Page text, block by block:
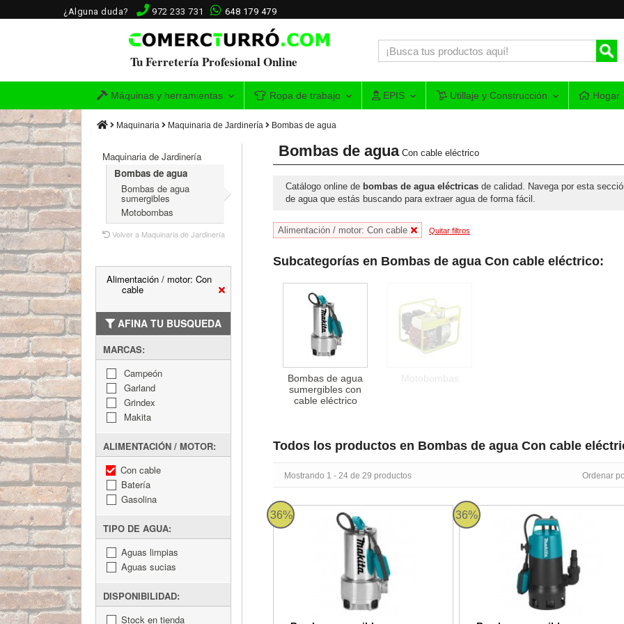
¿Alguna duda? 972 233 731 648 179 479
Tu Ferretería Profesional Online
Máquinas y herramientas Ropa de trabajo EPIS Utillaje y Construcción Hogar
Maquinaria Maquinaria de Jardinería Bombas de agua
Maquinaria de Jardinería
Bombas de agua
Bombas de agua
sumergibles
Motobombas
Volver a Maquinaria de Jardinería
Alimentación / motor: Con
cable
AFINA TU BUSQUEDA
MARCAS:
Campeón
Garland
Grindex
Makita
ALIMENTACIÓN / MOTOR:
Con cable
Batería
Gasolina
TIPO DE AGUA:
Aguas limpias
Aguas sucias
DISPONIBILIDAD:
Stock en tienda
Bombas de aguaCon cable eléctrico
Catálogo online de bombas de agua eléctricas de calidad. Navega por esta
de agua que estás buscando para extraer agua de forma fácil.
Alimentación / motor: Con cable Quitar filtros
Subcategorías en Bombas de agua Con cable eléctrico:
Bombas de agua
sumergibles con
cable eléctrico
Motobombas
Todos los productos en Bombas de agua Con cable
Mostrando 1 - 24 de 29 productos Ordenar
36%
Bomba sumergible para aguas sucias Makita PF1110 - 1110W
36%
Bomba sumergible para aguas